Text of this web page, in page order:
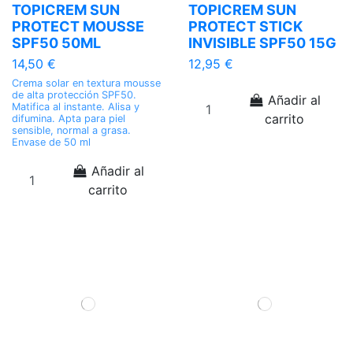
TOPICREM SUN
PROTECT MOUSSE
SPF50 50ML
14,50 €
Crema solar en textura mousse
de alta protección SPF50.
Matifica al instante. Alisa y
difumina. Apta para piel
sensible, normal a grasa.
Envase de 50 ml
Añadir al
carrito
TOPICREM SUN
PROTECT STICK
INVISIBLE SPF50 15G
12,95 €
Añadir al
carrito